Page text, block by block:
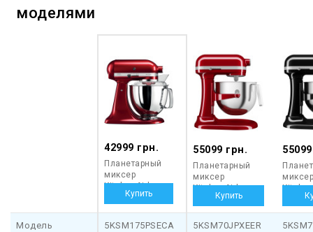
моделями
42999 грн.
Планетарный
миксер
KitchenAid
5KSM175PSECA
55099 грн.
Планетарный
миксер
KitchenAid
5KSM70JPXEER
миксер
Модель 5KSM175PSECA 5KSM70JPXEER